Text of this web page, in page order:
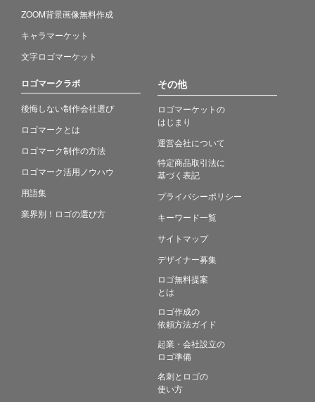
ZOOM背景画像無料作成
キャラマーケット
文字ロゴマーケット
ロゴマークラボ
後悔しない制作会社選び
ロゴマークとは
ロゴマーク制作の方法
ロゴマーク活用ノウハウ
用語集
業界別！ロゴの選び方
その他
ロゴマーケットの
はじまり
運営会社について
特定商品取引法に
基づく表記
プライバシーポリシー
キーワード一覧
サイトマップ
デザイナー募集
ロゴ無料提案
とは
ロゴ作成の
依頼方法ガイド
起業・会社設立の
ロゴ準備
名刺とロゴの
使い方